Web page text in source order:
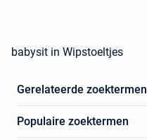
babysit in Wipstoeltjes
Gerelateerde zoektermen
Populaire zoektermen